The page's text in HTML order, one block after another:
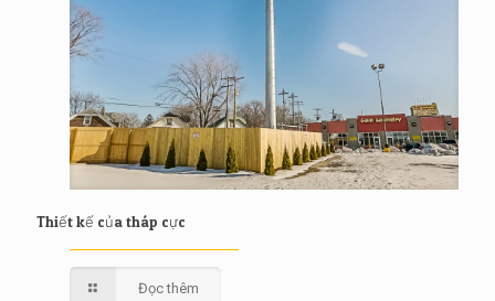
Thiết kế của tháp cực
Đọc thêm